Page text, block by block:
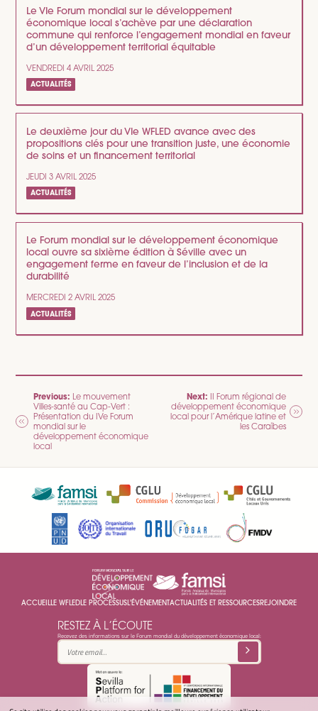
Le VIe Forum mondial sur le développement
économique local s’achève par une déclaration
commune qui renforce l’engagement mondial en faveur
d’un développement territorial équitable
VENDREDI 4 AVRIL 2025
ACTUALITÉS
Le deuxième jour du VIe WFLED avance avec des
propositions clés pour une transition juste, une économie
de soins et un financement territorial
JEUDI 3 AVRIL 2025
ACTUALITÉS
Le Forum mondial sur le développement économique
local ouvre sa sixième édition à Séville avec un
engagement ferme en faveur de l’inclusion et de la
durabilité
MERCREDI 2 AVRIL 2025
ACTUALITÉS
NAVIGATION
DE
L’ARTICLE
Previous: Le mouvement
Villes-santé au Cap-Vert :
Présentation du IVe Forum
mondial sur le
développement économique
local
Next:
II Forum régional de
développement économique
local pour l’Amérique latine et
les Caraïbes
ACCUEILLE WFLEDLE PROCESSUSL'ÉVÉNEMENTACTUALITÉS ET RESSOURCESREJOINDRE
RESTEZ À L’ÉCOUTE
Recevez des informations sur le Forum mondial du développement économique local: